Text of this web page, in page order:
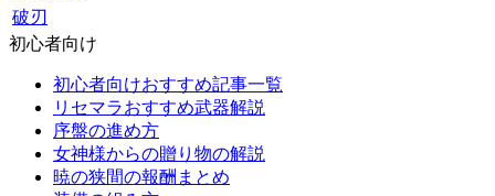
破刃
初心者向け
初心者向けおすすめ記事一覧
リセマラおすすめ武器解説
序盤の進め方
女神様からの贈り物の解説
暁の狭間の報酬まとめ